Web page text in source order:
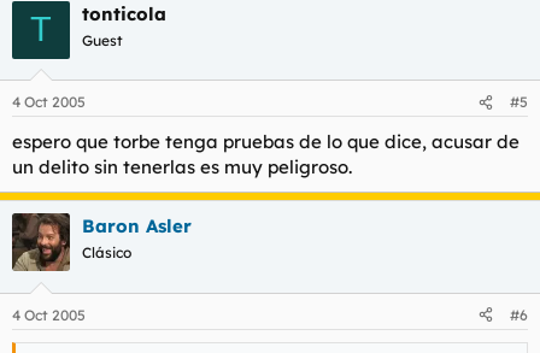
T tonticola
Guest
4 Oct 2005 #5
espero que torbe tenga pruebas de lo que dice, acusar de
un delito sin tenerlas es muy peligroso.
Baron Asler
Clásico
4 Oct 2005 #6